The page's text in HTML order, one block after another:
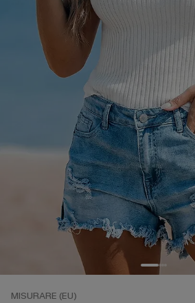
MISURARE (EU)